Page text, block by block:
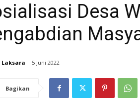
Desa
Laksara 5 Juni 2022
Bagikan